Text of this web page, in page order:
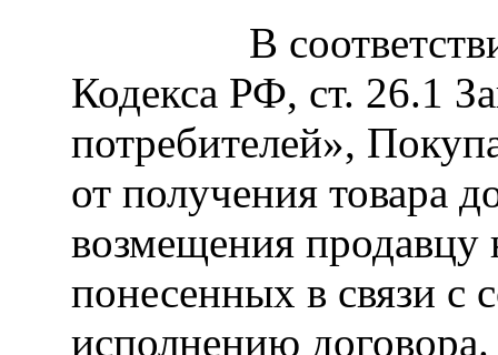
В соответствии с
Кодекса РФ, ст. 26.1
потребителей»,
от получения товара
возмещения продавцу
понесенных в связи с
исполнению договора.